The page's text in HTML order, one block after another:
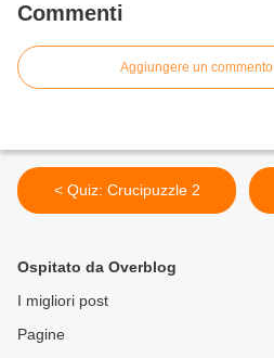
Commenti
Aggiungere un commento
< Quiz: Crucipuzzle 2
Ospitato da Overblog
I migliori post
Pagine